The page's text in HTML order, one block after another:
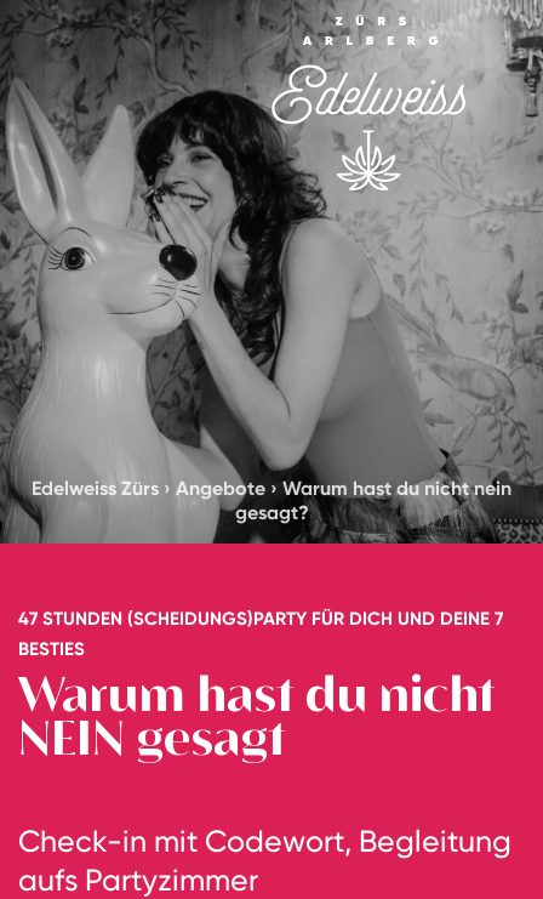
Edelweiss Zürs › Angebote › Warum hast du nicht nein
gesagt?
47 STUNDEN (SCHEIDUNGS)PARTY FÜR DICH UND DEINE 7
BESTIES
Warum hast du nicht
NEIN gesagt
Check-in mit Codewort, Begleitung
aufs Partyzimmer